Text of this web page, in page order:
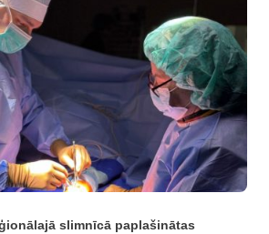
slimnīcā paplašinātas